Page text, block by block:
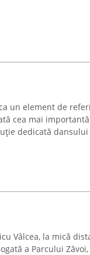
un element de
cea mai
dedicată
Vâlcea, la mică
a Parcului